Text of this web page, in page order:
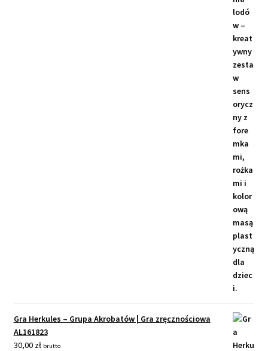
Gra Herkules – Grupa Akrobatów | Gra zręcznościowa
AL161823
30,00 zł brutto